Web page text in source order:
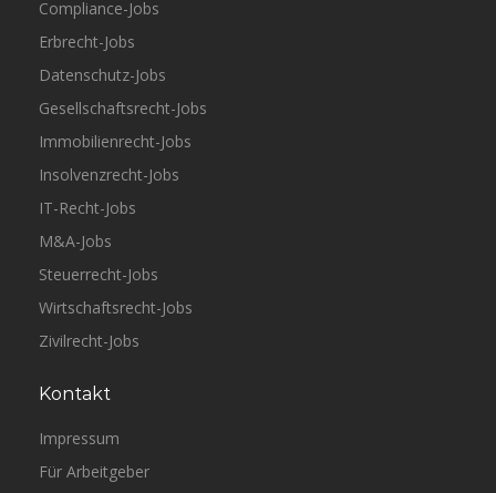
Compliance-Jobs
Erbrecht-Jobs
Datenschutz-Jobs
Gesellschaftsrecht-Jobs
Immobilienrecht-Jobs
Insolvenzrecht-Jobs
IT-Recht-Jobs
M&A-Jobs
Steuerrecht-Jobs
Wirtschaftsrecht-Jobs
Zivilrecht-Jobs
Kontakt
Impressum
Für Arbeitgeber